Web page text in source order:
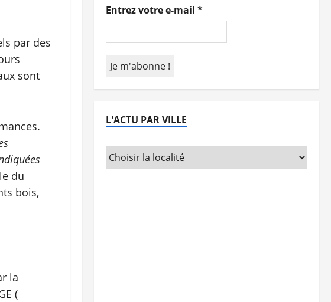
par des
sont
du
bois,
la
(
Entrez votre e-mail *
L'ACTU PAR VILLE